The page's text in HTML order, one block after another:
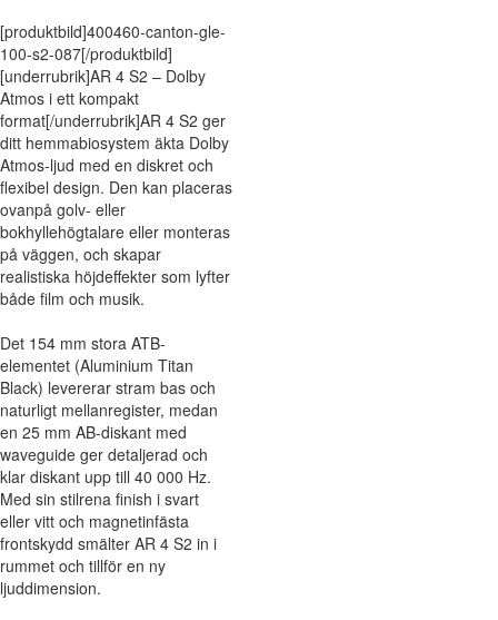
[produktbild]400460-canton-gle-
100-s2-087[/produktbild]
[underrubrik]AR 4 S2 – Dolby
Atmos i ett kompakt
format[/underrubrik]AR 4 S2 ger
ditt hemmabiosystem äkta Dolby
Atmos-ljud med en diskret och
flexibel design. Den kan placeras
ovanpå golv- eller
bokhyllehögtalare eller monteras
på väggen, och skapar
realistiska höjdeffekter som lyfter
både film och musik.
Det 154 mm stora ATB-
elementet (Aluminium Titan
Black) levererar stram bas och
naturligt mellanregister, medan
en 25 mm AB-diskant med
waveguide ger detaljerad och
klar diskant upp till 40 000 Hz.
Med sin stilrena finish i svart
eller vitt och magnetinfästa
frontskydd smälter AR 4 S2 in i
rummet och tillför en ny
ljuddimension.